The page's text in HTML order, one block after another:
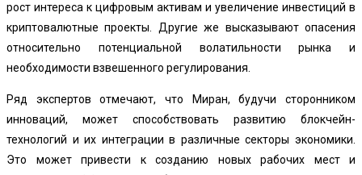
рост интереса к цифровым активам и увеличение инвестиций в
криптовалютные проекты. Другие же высказывают опасения
относительно потенциальной волатильности рынка и
необходимости взвешенного регулирования.
Ряд экспертов отмечают, что Миран, будучи сторонником
инноваций, может способствовать развитию блокчейн-
технологий и их интеграции в различные секторы экономики.
Это может привести к созданию новых рабочих мест и